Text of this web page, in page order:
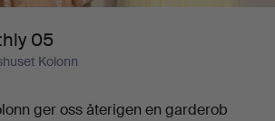
05
Kolonn
ger oss återigen en garderob